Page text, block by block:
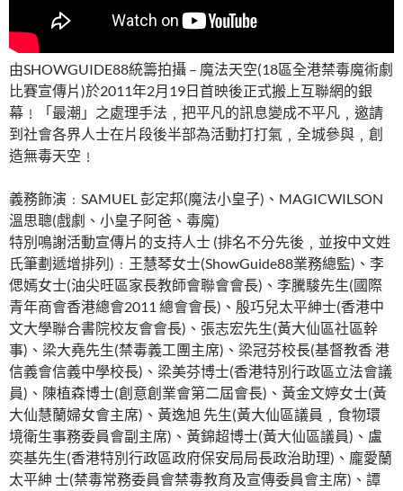
由SHOWGUIDE88統籌拍攝 – 魔法天空(18區全港禁毒魔術劇
比賽宣傳片)於2011年2月19日首映後正式搬上互聯網的銀
幕﹗「最潮」之處理手法﹐把平凡的訊息變成不平凡﹐邀請
到社會各界人士在片段後半部為活動打打氣﹐全城參與﹐創
造無毒天空﹗
義務飾演﹕SAMUEL 彭定邦(魔法小皇子)、MAGICWILSON
溫思聰(戲劇、小皇子阿爸、毒魔)
特別鳴謝活動宣傳片的支持人士 (排名不分先後﹐並按中文姓
氏筆劃遞增排列)﹕王慧琴女士(ShowGuide88業務總監)、李
偲嫣女士(油尖旺區家長教師會聯會會長)、李騰駿先生(國際
青年商會香港總會2011 總會會長)、殷巧兒太平紳士(香港中
文大學聯合書院校友會會長)、張志宏先生(黃大仙區社區幹
事)、梁大堯先生(禁毒義工團主席)、梁冠芬校長(基督教香 港
信義會信義中學校長)、梁美芬博士(香港特別行政區立法會議
員)、陳植森博士(創意創業會第二屆會長)、黃金文婷女士(黃
大仙慧蘭婦女會主席)、黃逸旭 先生(黃大仙區議員﹐食物環
境衛生事務委員會副主席)、黃錦超博士(黃大仙區議員)、盧
奕基先生(香港特別行政區政府保安局局長政治助理)、龐愛蘭
太平紳 士(禁毒常務委員會禁毒教育及宣傳委員會主席)、譚